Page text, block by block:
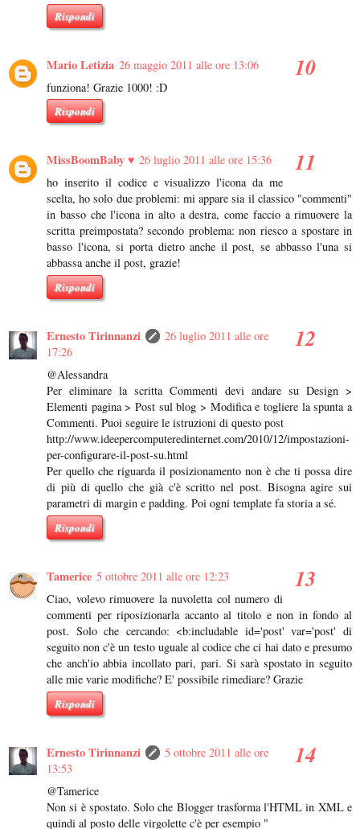
Rispondi
Mario Letizia 26 maggio 2011 alle ore 13:06
funziona! Grazie 1000! :D
Rispondi
MissBoomBaby ♥ 26 luglio 2011 alle ore 15:36
ho inserito il codice e visualizzo l'icona da me
scelta, ho solo due problemi: mi appare sia il classico "commenti"
in basso che l'icona in alto a destra, come faccio a rimuovere la
scritta preimpostata? secondo problema: non riesco a spostare in
basso l'icona, si porta dietro anche il post, se abbasso l'una si
abbassa anche il post, grazie!
Rispondi
Ernesto Tirinnanzi
26 luglio 2011 alle ore
17:26
@Alessandra
Per eliminare la scritta Commenti devi andare su Design >
Elementi pagina > Post sul blog > Modifica e togliere la spunta a
Commenti. Puoi seguire le istruzioni di questo post
http://www.ideepercomputeredinternet.com/2010/12/impostazioni-
per-configurare-il-post-su.html
Per quello che riguarda il posizionamento non è che ti possa dire
di più di quello che già c'è scritto nel post. Bisogna agire sui
parametri di margin e padding. Poi ogni template fa storia a sé.
Rispondi
Tamerice 5 ottobre 2011 alle ore 12:23
Ciao, volevo rimuovere la nuvoletta col numero di
commenti per riposizionarla accanto al titolo e non in fondo al
post. Solo che cercando: <b:includable id='post' var='post' di
seguito non c'è un testo uguale al codice che ci hai dato e presumo
che anch'io abbia incollato pari, pari. Si sarà spostato in seguito
alle mie varie modifiche? E' possibile rimediare? Grazie
Rispondi
Ernesto Tirinnanzi
5 ottobre 2011 alle ore
13:53
@Tamerice
Non si è spostato. Solo che Blogger trasforma l'HTML in XML e
quindi al posto delle virgolette c'è per esempio "